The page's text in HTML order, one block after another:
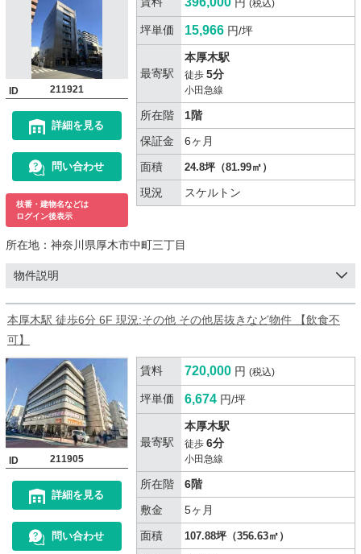
ID 211921
詳細を見る
問い合わせ
枝番・建物名などは
ログイン後表示
(税込)
坪単価 15,966 円/坪
最寄駅
本厚木駅
徒歩 5分
小田急線
所在階
1階
保証金
6ヶ月
面積
24.8坪（81.99㎡）
現況 スケルトン
所在地： 神奈川県厚木市中町三丁目
物件説明
本厚木駅 徒歩6分 6F 現況:その他 その他居抜きなど物件 【飲食不
可】
ID 211905
詳細を見る
問い合わせ
賃料 720,000 円 (税込)
坪単価 6,674 円/坪
最寄駅
本厚木駅
徒歩 6分
小田急線
所在階
6階
敷金
5ヶ月
面積
107.88坪（356.63㎡）